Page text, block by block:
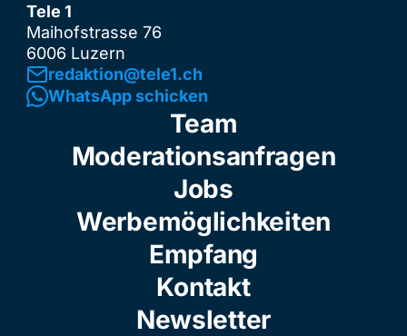
Tele 1
Maihofstrasse 76
6006 Luzern
redaktion@tele1.ch
WhatsApp schicken
Team
Moderationsanfragen
Jobs
Werbemöglichkeiten
Empfang
Kontakt
Newsletter